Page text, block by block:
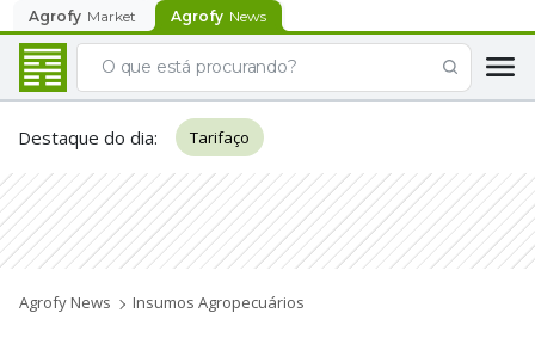
Agrofy Market Agrofy News
Destaque do dia: Tarifaço
Agrofy News Insumos Agropecuários